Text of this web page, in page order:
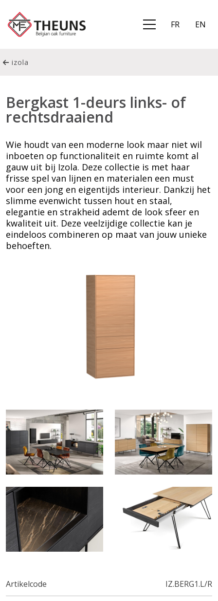
FR EN
izola
Bergkast 1-deurs links- of
rechtsdraaiend
Wie houdt van een moderne look maar niet wil
inboeten op functionaliteit en ruimte komt al
gauw uit bij Izola. Deze collectie is met haar
frisse spel van lijnen en materialen een must
voor een jong en eigentijds interieur. Dankzij het
slimme evenwicht tussen hout en staal,
elegantie en strakheid ademt de look sfeer en
kwaliteit uit. Deze veelzijdige collectie kan je
eindeloos combineren op maat van jouw unieke
behoeften.
Artikelcode IZ.BERG1.L/R